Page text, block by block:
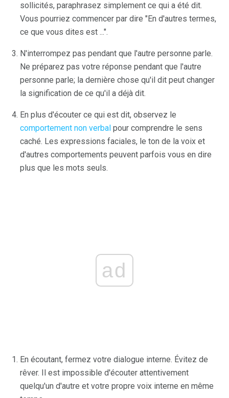
sollicités, paraphrasez simplement ce qui a été dit.
Vous pourriez commencer par dire "En d'autres termes,
ce que vous dites est ...".
N'interrompez pas pendant que l'autre personne parle.
Ne préparez pas votre réponse pendant que l'autre
personne parle; la dernière chose qu'il dit peut changer
la signification de ce qu'il a déjà dit.
En plus d'écouter ce qui est dit, observez le
comportement non verbal pour comprendre le sens
caché. Les expressions faciales, le ton de la voix et
d'autres comportements peuvent parfois vous en dire
plus que les mots seuls.
ad
En écoutant, fermez votre dialogue interne. Évitez de
rêver. Il est impossible d'écouter attentivement
quelqu'un d'autre et votre propre voix interne en même